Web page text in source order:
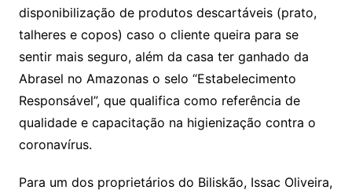
disponibilização de produtos descartáveis (prato,
talheres e copos) caso o cliente queira para se
sentir mais seguro, além da casa ter ganhado da
Abrasel no Amazonas o selo “Estabelecimento
Responsável”, que qualifica como referência de
qualidade e capacitação na higienização contra o
coronavírus.
Para um dos proprietários do Biliskão, Issac Oliveira,